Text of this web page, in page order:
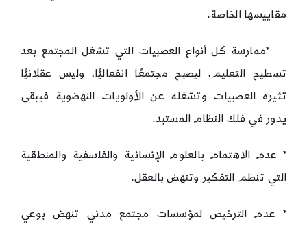
مقاييسها الخاصة.
*ممارسة كل أنواع العصبيات التي تشغل المجتمع بعد
تسطيح التعليم، ليصبح مجتمعًا انفعاليًّا، وليس عقلانيًّا
تثيره العصبيات وتشغله عن الأولويات النهضوية فيبقى
يدور في فلك النظام المستبد.
* عدم الاهتمام بالعلوم الإنسانية والفلسفية والمنطقية
التي تنظم التفكير وتنهض بالعقل.
* عدم الترخيص لمؤسسات مجتمع مدني تنهض بوعي